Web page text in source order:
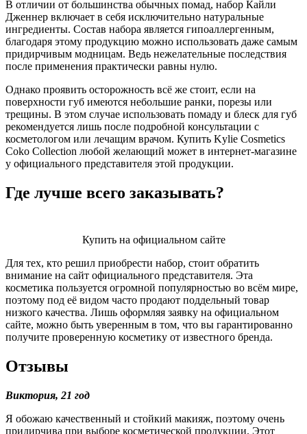
В отличии от большинства обычных помад, набор Кайли
Дженнер включает в себя исключительно натуральные
ингредиенты. Состав набора является гипоаллергенным,
благодаря этому продукцию можно использовать даже самым
придирчивым модницам. Ведь нежелательные последствия
после применения практически равны нулю.
Однако проявить осторожность всё же стоит, если на
поверхности губ имеются небольшие ранки, порезы или
трещины. В этом случае использовать помаду и блеск для губ
рекомендуется лишь после подробной консультации с
косметологом или лечащим врачом. Купить Kylie Cosmetics
Coko Collection любой желающий может в интернет-магазине
у официального представителя этой продукции.
Где лучше всего заказывать?
Купить на официальном сайте
Для тех, кто решил приобрести набор, стоит обратить
внимание на сайт официального представителя. Эта
косметика пользуется огромной популярностью во всём мире,
поэтому под её видом часто продают поддельный товар
низкого качества. Лишь оформляя заявку на официальном
сайте, можно быть уверенным в том, что вы гарантированно
получите проверенную косметику от известного бренда.
Отзывы
Виктория, 21 год
Я обожаю качественный и стойкий макияж, поэтому очень
придирчива при выборе косметической продукции. Этот